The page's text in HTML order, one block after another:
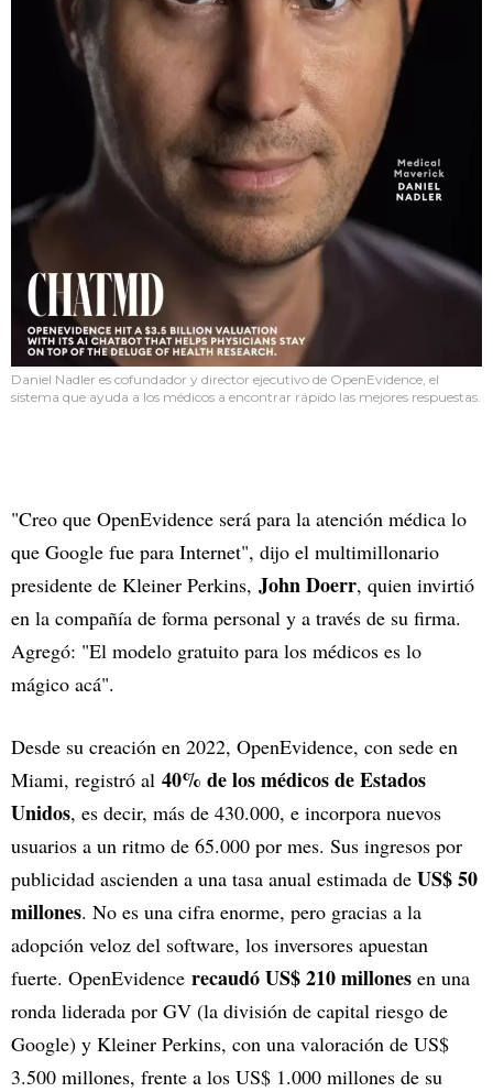
Daniel Nadler es cofundador y director ejecutivo de OpenEvidence, el
sistema que ayuda a los médicos a encontrar rápido las mejores respuestas.
"Creo que OpenEvidence será para la atención médica lo
que Google fue para Internet", dijo el multimillonario
presidente de Kleiner Perkins, John Doerr, quien invirtió
en la compañía de forma personal y a través de su firma.
Agregó: "El modelo gratuito para los médicos es lo
mágico acá".
Desde su creación en 2022, OpenEvidence, con sede en
Miami, registró al 40% de los médicos de Estados
Unidos, es decir, más de 430.000, e incorpora nuevos
usuarios a un ritmo de 65.000 por mes. Sus ingresos por
publicidad ascienden a una tasa anual estimada de US$ 50
millones. No es una cifra enorme, pero gracias a la
adopción veloz del software, los inversores apuestan
fuerte. OpenEvidence recaudó US$ 210 millones en una
ronda liderada por GV (la división de capital riesgo de
Google) y Kleiner Perkins, con una valoración de US$
3.500 millones, frente a los US$ 1.000 millones de su